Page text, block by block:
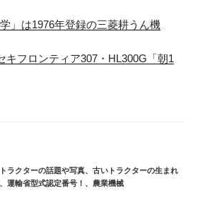
」は1976年登録の三菱耕うん機
キフロンティア307・HL300G「朝1
トラクターの話題や写真、 古いトラクターの生まれ
運輸省型式認定番号！ 、 農業機械